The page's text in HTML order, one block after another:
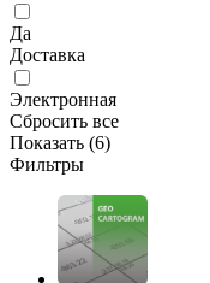
Да
Доставка
Электронная
Сбросить все
Показать (6)
Фильтры